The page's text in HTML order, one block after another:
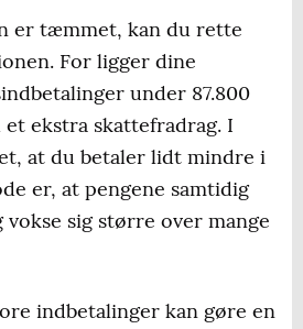
er tæmmet, kan du rette
For ligger dine
under 87.800
ekstra skattefradrag. I
at du betaler lidt mindre i
er, at pengene samtidig
sig større over mange
indbetalinger kan gøre en